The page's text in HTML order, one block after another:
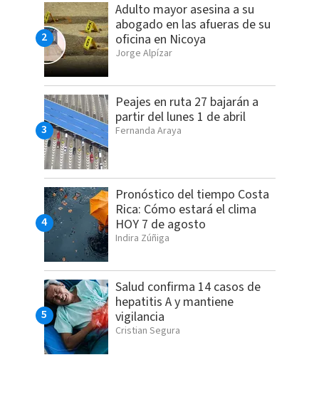
Adulto mayor asesina a su
abogado en las afueras de su
oficina en Nicoya
Jorge Alpízar
Peajes en ruta 27 bajarán a
partir del lunes 1 de abril
Fernanda Araya
Pronóstico del tiempo Costa
Rica: Cómo estará el clima
HOY 7 de agosto
Indira Zúñiga
Salud confirma 14 casos de
hepatitis A y mantiene
vigilancia
Cristian Segura